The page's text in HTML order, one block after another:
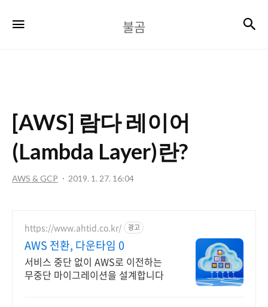
곰
불곰
[AWS] 람다 레이어
(Lambda Layer)란?
AWS & GCP 2019. 1. 27. 16:04
https://www.ahtid.co.kr/ 광고
AWS 전환, 다운타임 0
서비스 중단 없이 AWS로 이전하는
무중단 마이그레이션을 설계합니다